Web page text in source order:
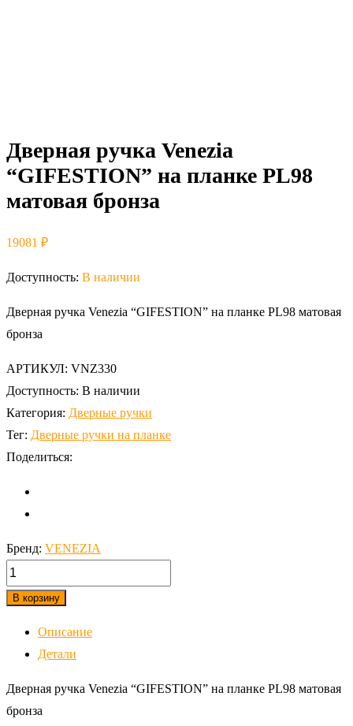
Дверная ручка Venezia
“GIFESTION” на планке PL98
матовая бронза
19081 ₽
Доступность: В наличии
Дверная ручка Venezia “GIFESTION” на планке PL98 матовая
бронза
АРТИКУЛ: VNZ330
Доступность: В наличии
Категория: Дверные ручки
Тег: Дверные ручки на планке
Поделиться:
Бренд: VENEZIA
количество,
Дверная
Venezia
"GIFESTION"
В корзину
Описание
Детали
Дверная ручка Venezia “GIFESTION” на планке PL98 матовая
бронза